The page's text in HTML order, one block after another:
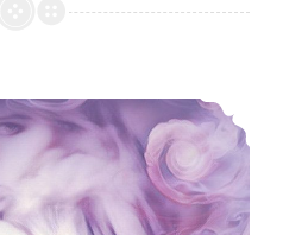
*Rezension* -> Silberschwingen – Erbin des Lichts von Emily Bold